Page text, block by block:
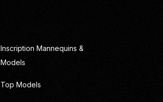
Inscription Mannequins &
Models
Top Models